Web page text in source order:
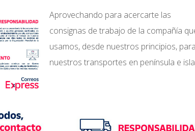
Aprovechando para acercarte las
consignas de trabajo de la compañía
usamos, desde nuestros principios, para
nuestros transportes en península e